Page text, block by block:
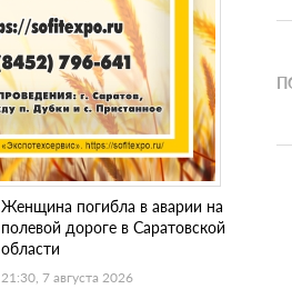
Женщина погибла в аварии на
полевой дороге в Саратовской
области
21:30, 7 августа 2026